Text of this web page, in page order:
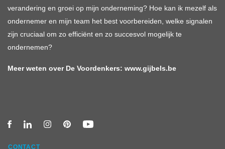
verandering en groei op mijn onderneming? Hoe kan ik mezelf als
ondernemer en mijn team het best voorbereiden, welke signalen
zijn cruciaal om zo efficiënt en zo succesvol mogelijk te
ondernemen?
Meer weten over De Voordenkers: www.gijbels.be
CONTACT